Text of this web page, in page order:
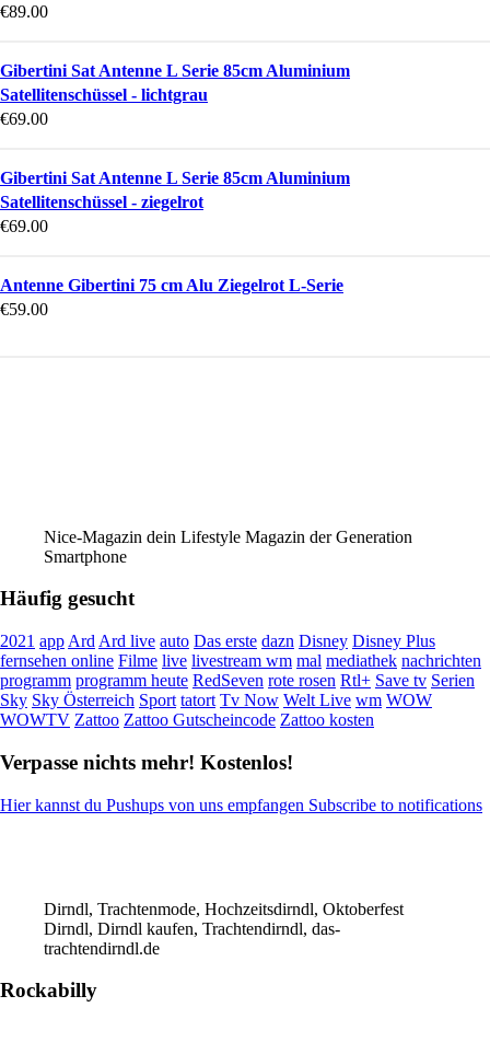
€89.00
Gibertini Sat Antenne L Serie 85cm Aluminium
Satellitenschüssel - lichtgrau
€69.00
Gibertini Sat Antenne L Serie 85cm Aluminium
Satellitenschüssel - ziegelrot
€69.00
Antenne Gibertini 75 cm Alu Ziegelrot L-Serie
€59.00
Nice-Magazin dein Lifestyle Magazin der Generation
Smartphone
Häufig gesucht
2021 app Ard Ard live auto Das erste dazn Disney Disney Plus
fernsehen online Filme live livestream wm mal mediathek nachrichten
programm programm heute RedSeven rote rosen Rtl+ Save tv Serien
Sky Sky Österreich Sport tatort Tv Now Welt Live wm WOW
WOWTV Zattoo Zattoo Gutscheincode Zattoo kosten
Verpasse nichts mehr! Kostenlos!
Hier kannst du Pushups von uns empfangen Subscribe to notifications
Dirndl, Trachtenmode, Hochzeitsdirndl, Oktoberfest
Dirndl, Dirndl kaufen, Trachtendirndl, das-
trachtendirndl.de
Rockabilly